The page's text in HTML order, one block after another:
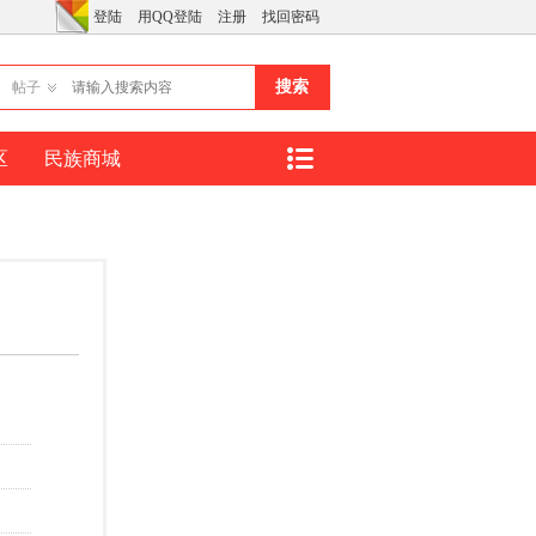
登陆 用QQ登陆 注册 找回密码
帖子 搜索
民族商城